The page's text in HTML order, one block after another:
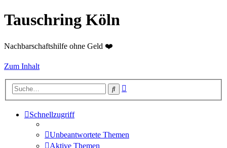
Tauschring Köln
Nachbarschaftshilfe ohne Geld ❤️
Zum Inhalt
Suche
Schnellzugriff
Unbeantwortete Themen
Aktive Themen